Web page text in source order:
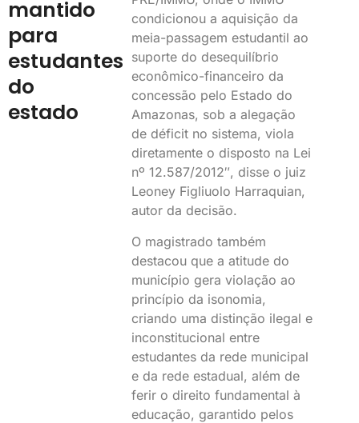
mantido
para
estudantes
do
estado
condicionou a aquisição da
meia-passagem estudantil ao
suporte do desequilíbrio
econômico-financeiro da
concessão pelo Estado do
Amazonas, sob a alegação
de déficit no sistema, viola
diretamente o disposto na Lei
nº 12.587/2012″, disse o juiz
Leoney Figliuolo Harraquian,
autor da decisão.
O magistrado também
destacou que a atitude do
município gera violação ao
princípio da isonomia,
criando uma distinção ilegal e
inconstitucional entre
estudantes da rede municipal
e da rede estadual, além de
ferir o direito fundamental à
educação, garantido pelos